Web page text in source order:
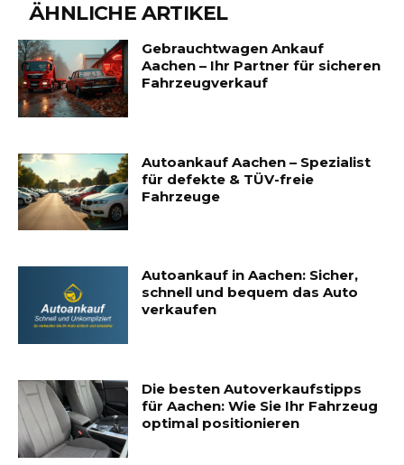
ÄHNLICHE ARTIKEL
Gebrauchtwagen Ankauf
Aachen – Ihr Partner für sicheren
Fahrzeugverkauf
Autoankauf Aachen – Spezialist
für defekte & TÜV-freie
Fahrzeuge
Autoankauf in Aachen: Sicher,
schnell und bequem das Auto
verkaufen
Die besten Autoverkaufstipps
für Aachen: Wie Sie Ihr Fahrzeug
optimal positionieren